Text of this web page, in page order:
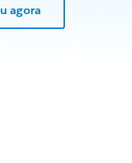
agora